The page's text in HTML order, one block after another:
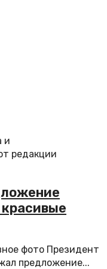
и
редакции
фото Президент
предложение...